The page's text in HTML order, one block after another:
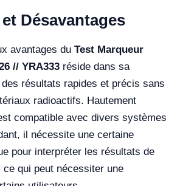
Désavantages
avantages du Test Marqueur
// YRA333 réside dans sa
résultats rapides et précis sans
radioactifs. Hautement
compatible avec divers systèmes
il nécessite une certaine
pour interpréter les résultats de
ce qui peut nécessiter une